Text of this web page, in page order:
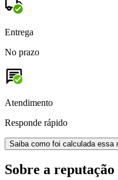
Entrega
No prazo
Atendimento
Responde rápido
Saiba como foi calculada essa
Sobre a